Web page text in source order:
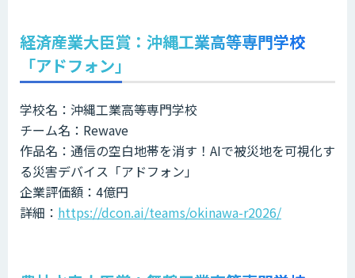
経済産業大臣賞：沖縄工業高等専門学校
「アドフォン」
学校名：沖縄工業高等専門学校
チーム名：Rewave
作品名：通信の空白地帯を消す！AIで被災地を可視化す
る災害デバイス「アドフォン」
企業評価額：4億円
詳細： https://dcon.ai/teams/okinawa-r2026/